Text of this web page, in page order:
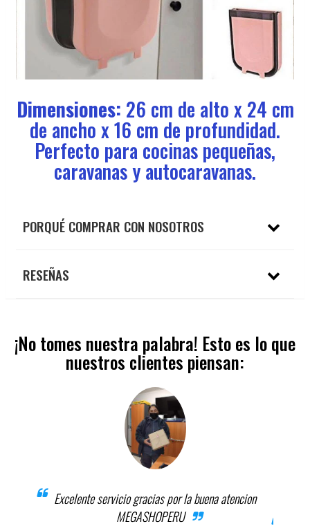
Dimensiones: 26 cm de alto x 24 cm
de ancho x 16 cm de profundidad.
Perfecto para cocinas pequeñas,
caravanas y autocaravanas.
PORQUÉ COMPRAR CON NOSOTROS
RESEÑAS
¡No tomes nuestra palabra! Esto es lo que
nuestros clientes piensan:
Excelente servicio gracias por la buena atencion
MEGASHOPERU